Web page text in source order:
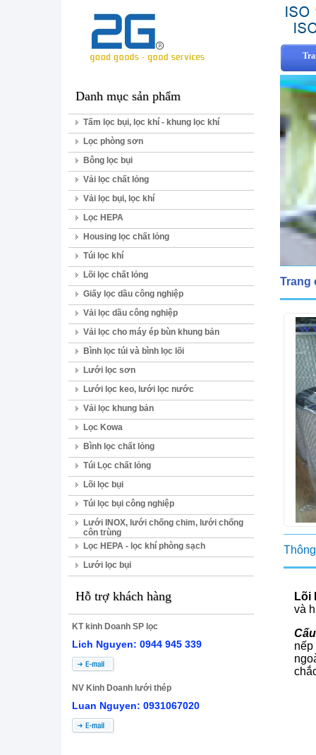
Danh mục sản phẩm
Tấm lọc bụi, lọc khí - khung lọc khí
Lọc phòng sơn
Bông lọc bụi
Vải lọc chất lỏng
Vải lọc bụi, lọc khí
Lọc HEPA
Housing lọc chất lỏng
Túi lọc khí
Lõi lọc chất lỏng
Giấy lọc dầu công nghiệp
Vải lọc dầu công nghiệp
Vải lọc cho máy ép bùn khung bản
Bình lọc túi và bình lọc lõi
Lưới lọc sơn
Lưới lọc keo, lưới lọc nước
Vải lọc khung bản
Lọc Kowa
Bình lọc chất lỏng
Túi Lọc chất lỏng
Lõi lọc bụi
Túi lọc bụi công nghiệp
Lưới INOX, lưới chống chim, lưới chống
côn trùng
Lọc HEPA - lọc khí phòng sạch
Lưới lọc bụi
Hỗ trợ khách hàng
KT kinh Doanh SP lọc
Lich Nguyen: 0944 945 339
NV Kinh Doanh lưới thép
Luan Nguyen: 0931067020
Trang
Lõi
và
nếp